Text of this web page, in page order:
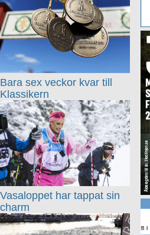
Bara sex veckor kvar till
Klassikern
Vasaloppet har tappat sin
charm